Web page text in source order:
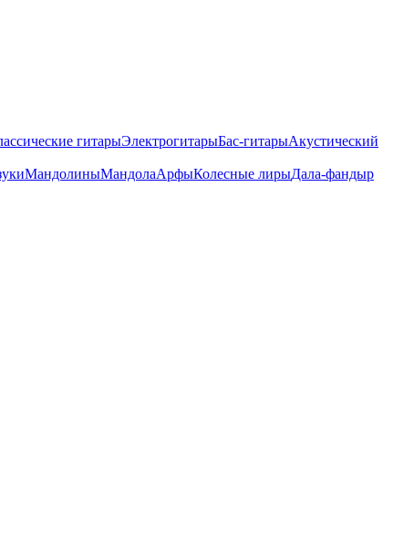
гитарыЭлектрогитарыБас-гитарыАкустический
МандолиныМандолаАрфыКолесные лирыДала-фандыр